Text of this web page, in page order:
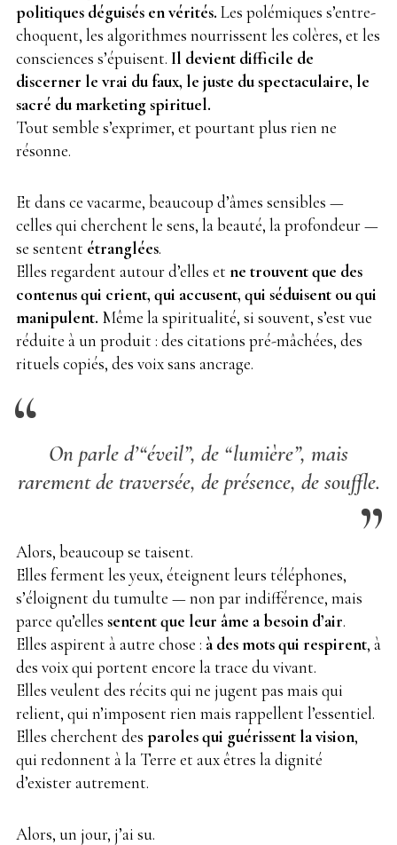
politiques déguisés en vérités. Les polémiques s’entre-
choquent, les algorithmes nourrissent les colères, et les
consciences s’épuisent. Il devient difficile de
discerner le vrai du faux, le juste du spectaculaire, le
sacré du marketing spirituel.
Tout semble s’exprimer, et pourtant plus rien ne
résonne.
Et dans ce vacarme, beaucoup d’âmes sensibles —
celles qui cherchent le sens, la beauté, la profondeur —
se sentent étranglées.
Elles regardent autour d’elles et ne trouvent que des
contenus qui crient, qui accusent, qui séduisent ou qui
manipulent. Même la spiritualité, si souvent, s’est vue
réduite à un produit : des citations pré-mâchées, des
rituels copiés, des voix sans ancrage.
On parle d’“éveil”, de “lumière”, mais
rarement de traversée, de présence, de souffle.
Alors, beaucoup se taisent.
Elles ferment les yeux, éteignent leurs téléphones,
s’éloignent du tumulte — non par indifférence, mais
parce qu’elles sentent que leur âme a besoin d’air.
Elles aspirent à autre chose : à des mots qui respirent, à
des voix qui portent encore la trace du vivant.
Elles veulent des récits qui ne jugent pas mais qui
relient, qui n’imposent rien mais rappellent l’essentiel.
Elles cherchent des paroles qui guérissent la vision,
qui redonnent à la Terre et aux êtres la dignité
d’exister autrement.
Alors, un jour, j’ai su.